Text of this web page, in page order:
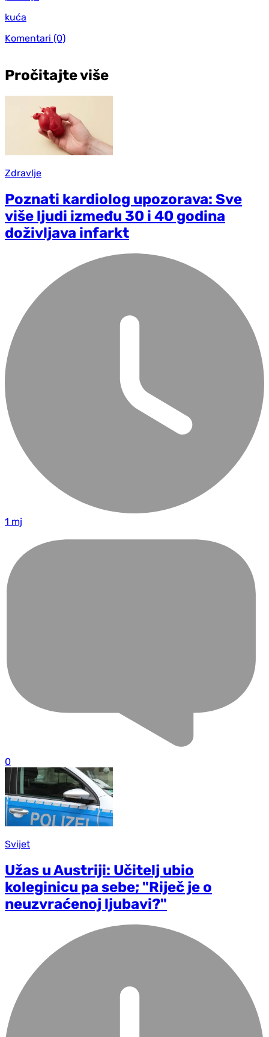
kuća
Komentari (0)
Pročitajte više
Zdravlje
Poznati kardiolog upozorava: Sve
više ljudi između 30 i 40 godina
doživljava infarkt
1 mj
0
Svijet
Užas u Austriji: Učitelj ubio
koleginicu pa sebe; "Riječ je o
neuzvraćenoj ljubavi?"